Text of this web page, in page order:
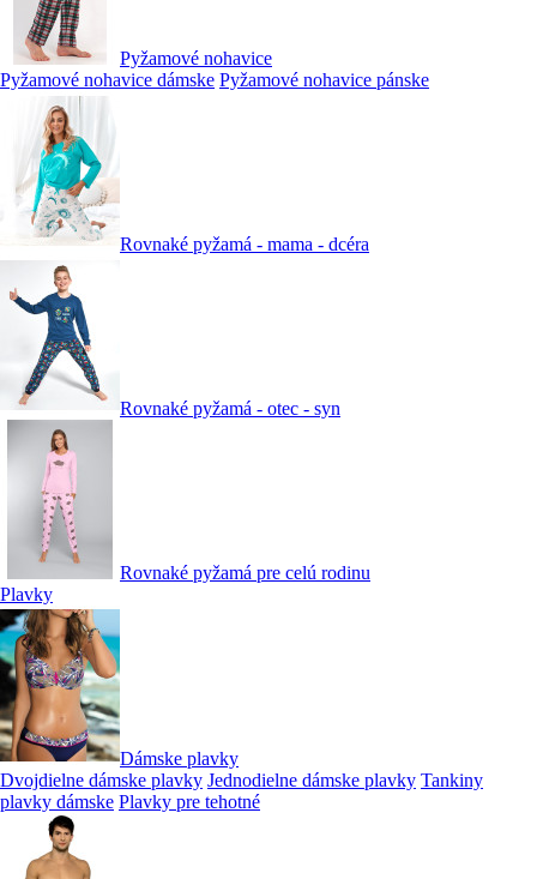
Pyžamové nohavice
Pyžamové nohavice dámske Pyžamové nohavice pánske
Rovnaké pyžamá - mama - dcéra
Rovnaké pyžamá - otec - syn
Rovnaké pyžamá pre celú rodinu
Plavky
Dámske plavky
Dvojdielne dámske plavky Jednodielne dámske plavky Tankiny
plavky dámske Plavky pre tehotné